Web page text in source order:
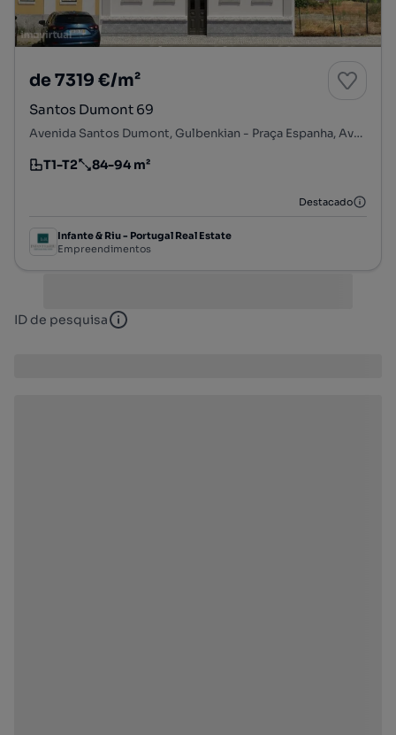
de 7319 €/m²
Santos Dumont 69
Avenida Santos Dumont, Gulbenkian - Praça Espanha, Avenidas Novas, Lisboa, Lisboa
Tipologia
T1-T2
Preço por metro quadrado
84-94 m²
Destacado
Infante & Riu - Portugal Real Estate
Empreendimentos
ID de pesquisa ID de pesquisa